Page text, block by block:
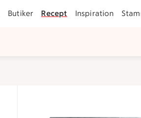
Butiker Recept Inspiration